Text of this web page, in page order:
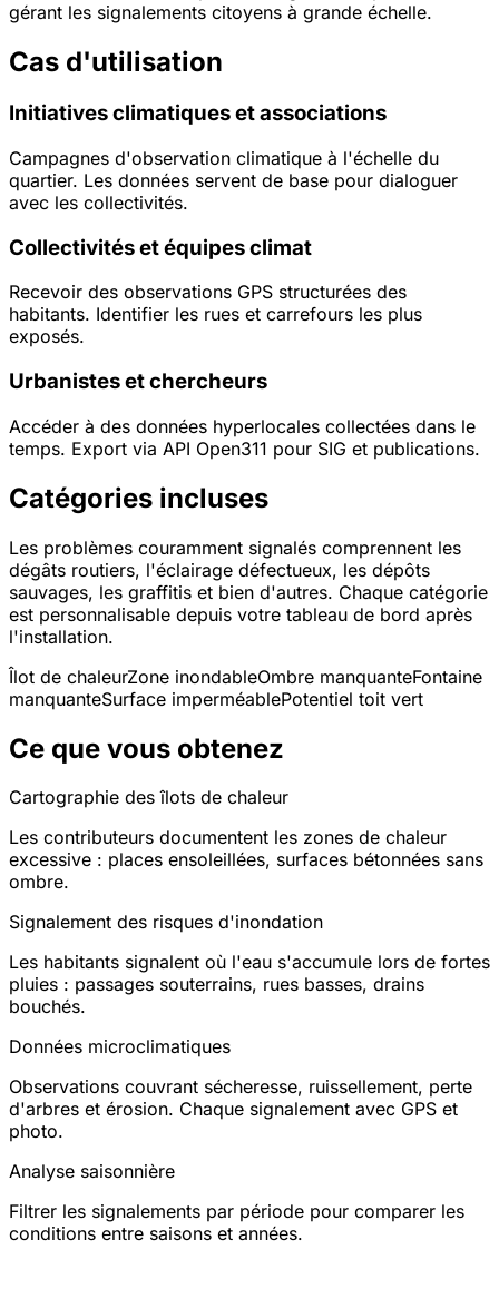
gérant les signalements citoyens à grande échelle.
Cas d'utilisation
Initiatives climatiques et associations
Campagnes d'observation climatique à l'échelle du
quartier. Les données servent de base pour dialoguer
avec les collectivités.
Collectivités et équipes climat
Recevoir des observations GPS structurées des
habitants. Identifier les rues et carrefours les plus
exposés.
Urbanistes et chercheurs
Accéder à des données hyperlocales collectées dans le
temps. Export via API Open311 pour SIG et publications.
Catégories incluses
Les problèmes couramment signalés comprennent les
dégâts routiers, l'éclairage défectueux, les dépôts
sauvages, les graffitis et bien d'autres. Chaque catégorie
est personnalisable depuis votre tableau de bord après
l'installation.
Îlot de chaleurZone inondableOmbre manquanteFontaine
manquanteSurface imperméablePotentiel toit vert
Ce que vous obtenez
Cartographie des îlots de chaleur
Les contributeurs documentent les zones de chaleur
excessive : places ensoleillées, surfaces bétonnées sans
ombre.
Signalement des risques d'inondation
Les habitants signalent où l'eau s'accumule lors de fortes
pluies : passages souterrains, rues basses, drains
bouchés.
Données microclimatiques
Observations couvrant sécheresse, ruissellement, perte
d'arbres et érosion. Chaque signalement avec GPS et
photo.
Analyse saisonnière
Filtrer les signalements par période pour comparer les
conditions entre saisons et années.